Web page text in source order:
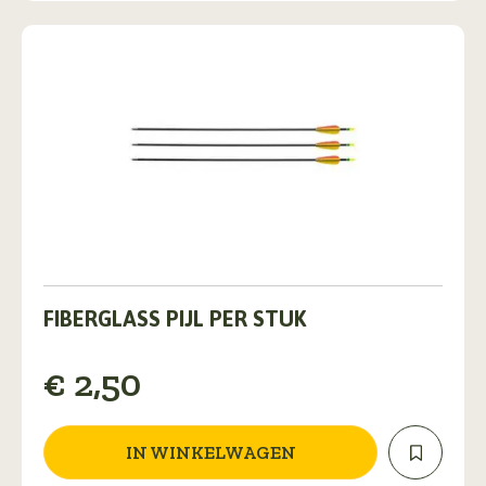
FIBERGLASS PIJL PER STUK
€ 2,50
IN WINKELWAGEN